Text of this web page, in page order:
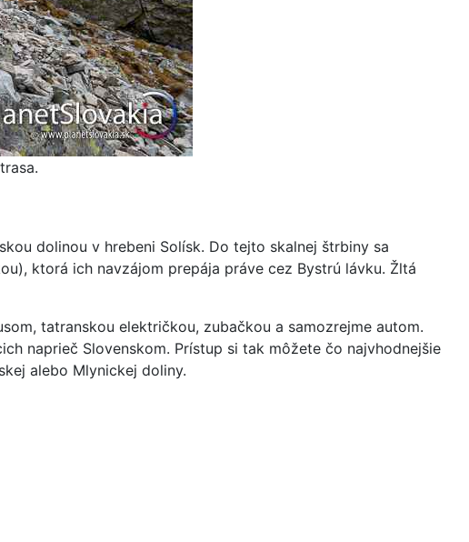
dolinou v hrebeni Solísk. Do tejto skalnej štrbiny sa
ktorá ich navzájom prepája práve cez Bystrú lávku. Žltá
tatranskou električkou, zubačkou a samozrejme autom.
naprieč Slovenskom. Prístup si tak môžete čo najvhodnejšie
alebo Mlynickej doliny.